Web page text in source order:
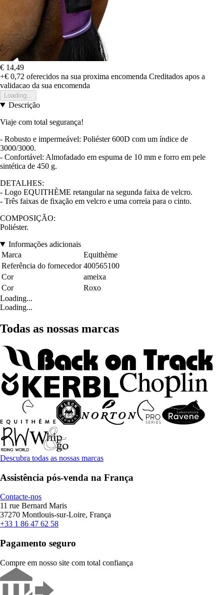
€ 14,49
+€ 0,72 oferecidos na sua proxima encomenda Creditados apos a
validacao da sua encomenda
Loading...
Descrição
Viaje com total segurança!
- Robusto e impermeável: Poliéster 600D com um índice de
3000/3000.
- Confortável: Almofadado em espuma de 10 mm e forro em pele
sintética de 450 g.
DETALHES:
- Logo EQUITHÈME retangular na segunda faixa de velcro.
- Três faixas de fixação em velcro e uma correia para o cinto.
COMPOSIÇÃO:
Poliéster.
Informações adicionais
Marca
Equithème
Referência do fornecedor 400565100
Cor
ameixa
Cor
Roxo
Loading...
Loading...
Todas as nossas marcas
Descubra todas as nossas marcas
Assistência pós-venda na França
Contacte-nos
11 rue Bernard Maris
37270 Montlouis-sur-Loire, França
+33 1 86 47 62 58
Pagamento seguro
Compre em nosso site com total confiança